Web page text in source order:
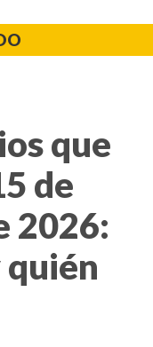
que
de
2026:
quién